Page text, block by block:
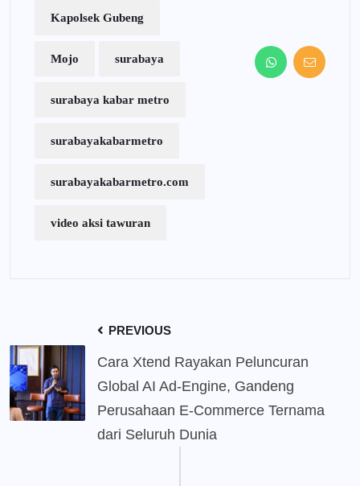
Kapolsek Gubeng
Mojo surabaya
surabaya kabar metro
surabayakabarmetro
surabayakabarmetro.com
video aksi tawuran
PREVIOUS
Cara Xtend Rayakan Peluncuran
Global AI Ad-Engine, Gandeng
Perusahaan E-Commerce Ternama
dari Seluruh Dunia